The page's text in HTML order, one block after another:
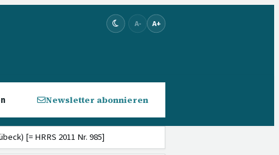
A- A+
Newsletter abonnieren
[= HRRS 2011 Nr. 985]